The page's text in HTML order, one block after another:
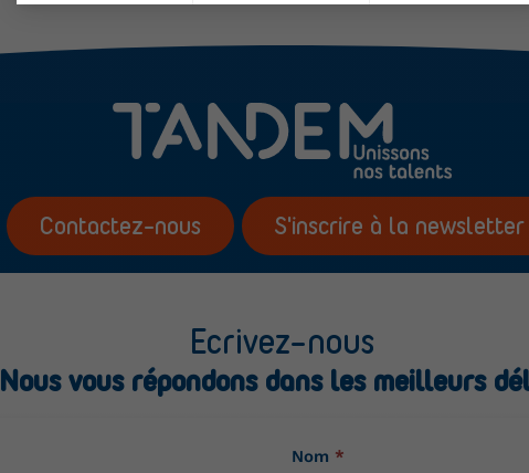
Contactez-nous S'inscrire à la newsletter
Ecrivez-nous
Nous vous répondons dans les meilleurs
Nom *